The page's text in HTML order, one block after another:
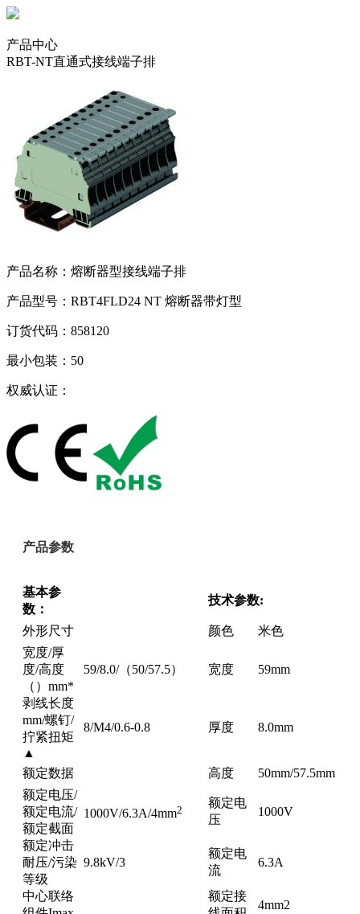
产品中心
RBT-NT直通式接线端子排
产品名称：熔断器型接线端子排
产品型号：RBT4FLD24 NT 熔断器带灯型
订货代码：858120
最小包装：50
权威认证：
产品参数
基本参
数：
技术参数:
外形尺寸 颜色
米色
宽度/厚
度/高度
（）mm*
59/8.0/（50/57.5） 宽度 59mm
剥线长度
mm/螺钉/
拧紧扭矩
▲
8/M4/0.6-0.8 厚度 8.0mm
额定数据 高度
50mm/57.5mm
额定电压/
额定电流/
额定截面
1000V/6.3A/4mm2
额定电
压
1000V
额定冲击
耐压/污染
等级
9.8kV/3
额定电
流
6.3A
中心联络
额定接
4mm2